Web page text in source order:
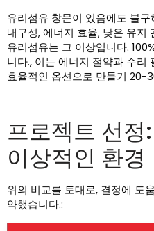
유리섬유 창문이 있음에도 불
내구성, 에너지 효율, 낮은 유지
유리섬유는 그 이상입니다.
니다., 이는 에너지 절약과 수리
효율적인 옵션으로 만들기 20-
프로젝트 선
이상적인 환경
위의 비교를 토대로, 결정에 도
약했습니다.: